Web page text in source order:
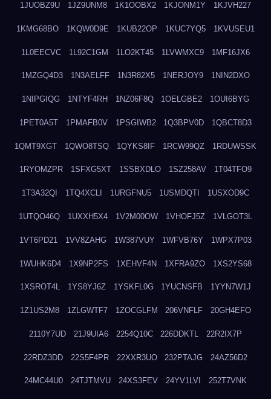
1JUOBZ9U 1JZ9UNM8 1K1OOBX2 1KJONM1Y 1KJVH227
1KMG68BO 1KQW0D9E 1KUB22OP 1KUC7YQ5 1KVUSEU1
1L0EECVC 1L92C1GM 1LO2KT45 1LVWMXC9 1MF16JX6
1MZGQ4D3 1N3AELFF 1N3R82X5 1NERJOY9 1NIN2DXO
1NIPGIQG 1NTYF4RH 1NZ06F8Q 1OELGBE2 1OUI6BYG
1PET0A5T 1PMAFB0V 1PSGIWB2 1Q3BPV0D 1QBCT8D3
1QMT9XGT 1QWO8TSQ 1QYKS8IF 1RCW99QZ 1RDUWSSK
1RYOMZPR 1SFXG5XT 1SSBXDLO 1SZ258AV 1T04TFO9
1T3A32QI 1TQ4XCLI 1URGFNU5 1USMDQTI 1USXOD9C
1UTQO46Q 1UXXH5X4 1V2M00OW 1VHOFJ5Z 1VLGOT3L
1VT6PD21 1VV8ZAHG 1W387VUY 1WFVB76Y 1WPX7P03
1WUHK6D4 1X9NP2FS 1XEHVF4N 1XFRA9ZO 1XS2YS68
1XSROT4L 1YS8YJ6Z 1YSKFL0G 1YUCNSFB 1YYN7W1J
1Z1US2M8 1ZLGWTF7 1ZOCGLFM 206VNFLF 20GH4EFO
2110Y7UD 21J9UIA6 2254Q10C 226DDKTL 22R2IX7P
22RDZ3DD 22S5F4PR 22XXR3UO 232PTAJG 24AZ56D2
24MC44U0 24TJTMVU 24XS3FEV 24YV1LVI 252T7VNK